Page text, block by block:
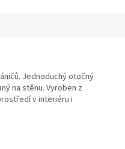
Jednoduchý otočný
na stěnu. Vyroben z
v interiéru i